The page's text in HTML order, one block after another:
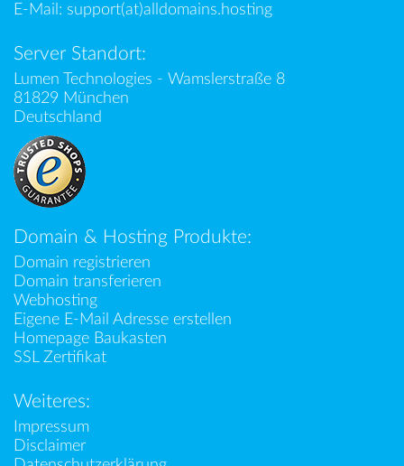
E-Mail: support(at)alldomains.hosting
Server Standort:
Lumen Technologies - Wamslerstraße 8
81829 München
Deutschland
Domain & Hosting Produkte:
Domain registrieren
Domain transferieren
Webhosting
Eigene E-Mail Adresse erstellen
Homepage Baukasten
SSL Zertifikat
Weiteres:
Impressum
Disclaimer